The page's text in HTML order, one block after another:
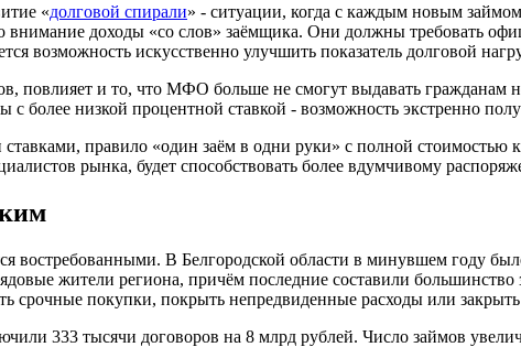
«долговой спирали» - ситуации, когда с каждым новым
внимание доходы «со слов» заёмщика. Они должны требовать
возможность искусственно улучшить показатель долговой
повлияет и то, что МФО больше не смогут выдавать
с более низкой процентной ставкой - возможность экстренно
правило «один заём в одни руки» с полной стоимостью
рынка, будет способствовать более вдумчивому
востребованными. В Белгородской области в минувшем году
жители региона, причём последние составили
покупки, покрыть непредвиденные расходы или закрыть
333 тысячи договоров на 8 млрд рублей. Число займов